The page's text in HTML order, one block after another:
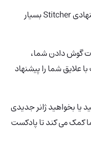
کشف پادکست های جدید با سیستم پیشنهادی Stitcher بسیار
گوش دادن شما،
شما را پیشنهاد
یا بخواهید ژانر جدیدی
کمک می کند تا پادکست